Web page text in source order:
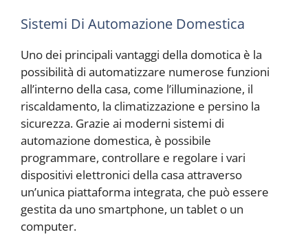
Sistemi Di Automazione Domestica
Uno dei principali vantaggi della domotica è la
possibilità di automatizzare numerose funzioni
all’interno della casa, come l’illuminazione, il
riscaldamento, la climatizzazione e persino la
sicurezza. Grazie ai moderni sistemi di
automazione domestica, è possibile
programmare, controllare e regolare i vari
dispositivi elettronici della casa attraverso
un’unica piattaforma integrata, che può essere
gestita da uno smartphone, un tablet o un
computer.